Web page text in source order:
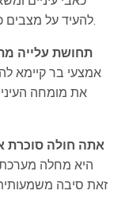
להעיד על מצבים כמו גלאוקומה, פצע בקרנית וסרטן עיניים.
תחושת עלייה
אמצעי בר קיימא
את מומחה
אתה חולה סוכרת
היא מחלה
זאת סיבה